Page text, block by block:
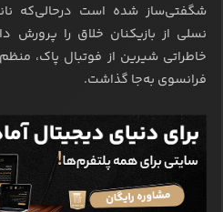
شگفتی‌ساز شده است درحالی‌که
نسلی از بازیکنان خلاق را پرورش
خاطراتی شیرین از فوتبال پاک،
فرانسوی به‌جا گذاشت.